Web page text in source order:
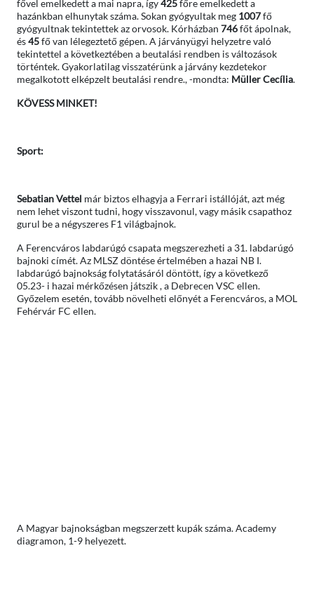
fővel emelkedett a mai napra, így425főre emelkedett a
hazánkban elhunytak száma. Sokan gyógyultak meg 1007fő
gyógyultnak tekintettek az orvosok. Kórházban 746főt ápolnak,
és45fő van lélegeztető gépen. A járványügyi helyzetre való
tekintettel a következtében a beutalási rendben is változások
történtek. Gyakorlatilag visszatérünk a járvány kezdetekor
megalkotott elképzelt beutalási rendre., -mondta: Müller Cecília.
KÖVESS MINKET!
Sport:
Sebatian Vettel már biztos elhagyja a Ferrari istállóját, azt még
nem lehet viszont tudni, hogy visszavonul, vagy másik csapathoz
gurul be a négyszeres F1 világbajnok.
A Ferencváros labdarúgó csapata megszerezheti a 31. labdarúgó
bajnoki címét. Az MLSZ döntése értelmében a hazai NB I.
labdarúgó bajnokság folytatásáról döntött, így a következő
05.23- i hazai mérkőzésen játszik , a Debrecen VSC ellen.
Győzelem esetén, tovább növelheti előnyét a Ferencváros, a MOL
Fehérvár FC ellen.
A Magyar bajnokságban megszerzett kupák száma. Academy
diagramon, 1-9 helyezett.